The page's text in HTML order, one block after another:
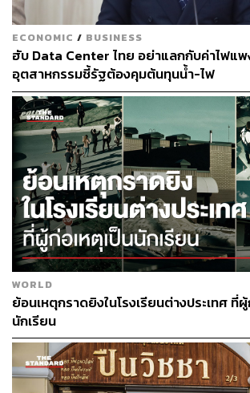
ความร่วมมือระหว่างกระทรวง หรือหน่วยง
ที่จะประสานนําตัวกลับมา
เมื่อถามต่อว่า แสดงว่าวันนี้เรายอมรับโทษแ
จังหวัดนี้แล้วใช่หรือไม่ จุลพันธ์กล่าวว่า ไม่ใ
ไม่ยอมรับ แต่เรื่องนี้เป็นอำนาจของประเท
สมบูรณ์เช่นเดียวกับการที่ต่างชาติเข้ามาทํ
ประเทศไทย ส่วนแรงงานที่หนีนายจ้างกว่า
ที่จะทําคือการแบล็คลิสต์ไม่ให้กลับไปทําง
ประเทศอื่นๆ จะต้องดูว่าให้ความร่วมมือมา
การกลับมาเพื่อคืนความเป็นปกติให้ พี่น้องห
ในจังหวัด พร้อมยืนยันว่าการหลบหนีของแ
จังหวัดไม่ได้กระทบกับการท่องเที่ยวเกาหลี
สามารถแยกแยะได้
ECONOMIC / BUSINESS
ฮับ Data Center ไทย อย่าแลกกับค่าไฟแพ
อุตสาหกรรมชี้รัฐต้องคุมต้นทุนน้ำ-ไฟ
WORLD
ย้อนเหตุกราดยิงในโรงเรียนต่างประเทศ ที่
นักเรียน